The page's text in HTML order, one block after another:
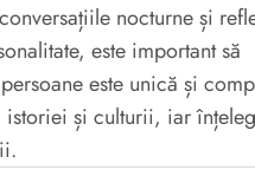
nocturne și
este important să
este unică și
istoriei și culturii, iar